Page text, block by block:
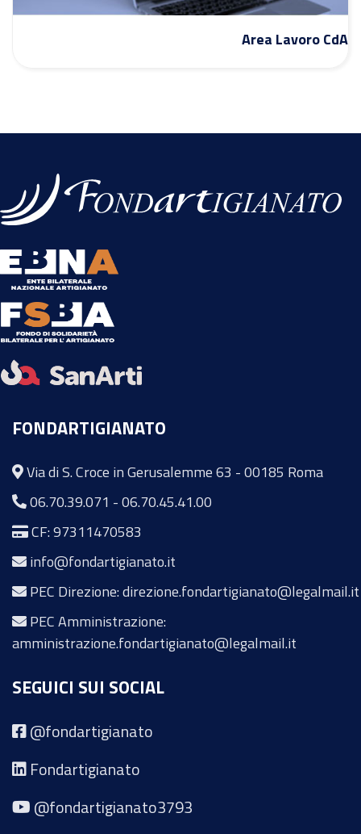
Area Lavoro CdA
FONDARTIGIANATO
Via di S. Croce in Gerusalemme 63 - 00185 Roma
06.70.39.071 -06.70.45.41.00
CF: 97311470583
info@fondartigianato.it
PEC Direzione: direzione.fondartigianato@legalmail.it
PEC Amministrazione:
amministrazione.fondartigianato@legalmail.it
SEGUICI SUI SOCIAL
@fondartigianato
Fondartigianato
@fondartigianato3793